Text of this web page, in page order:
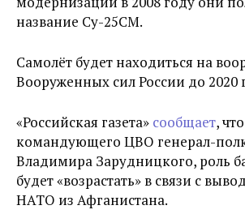
название Су-25СМ.
Самолёт будет находиться на
Вооруженных сил России до 2020
«Российская газета» сообщает,
командующего ЦВО генерал-
Владимира Зарудницкого, роль
будет «возрастать» в связи с
НАТО из Афганистана.